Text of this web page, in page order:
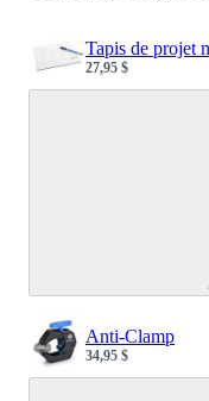
Tapis de projet
Sale price
27,95 $
Anti-Clamp
Sale price
34,95 $